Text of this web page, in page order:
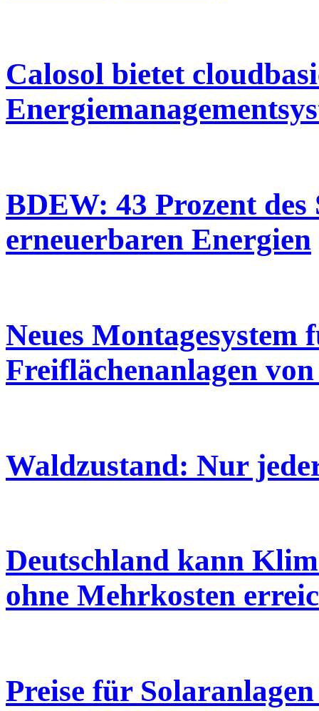
Calosol bietet
BDEW: 43 Prozent
erneuerbaren Energien
Neues
Freiflächenanlagen
Waldzustand: Nur
Deutschland kann
ohne Mehrkosten
Preise für